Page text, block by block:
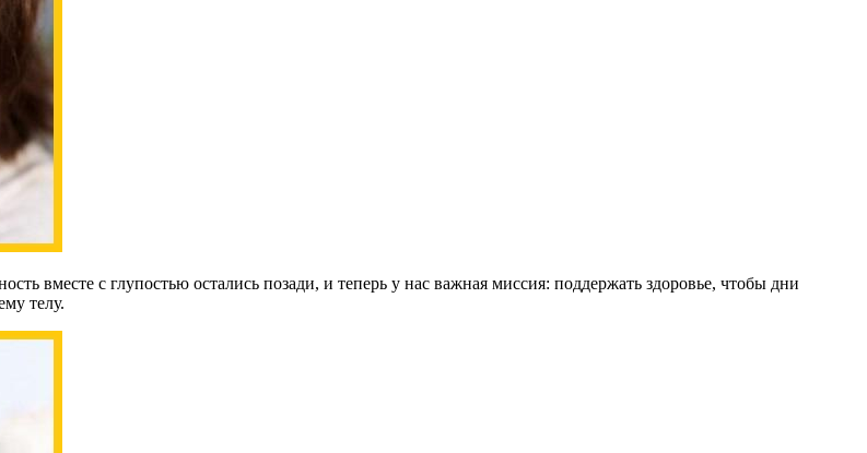
вместе с глупостью остались позади, и теперь у нас важная миссия: поддержать здоровье, чтобы дни
телу.